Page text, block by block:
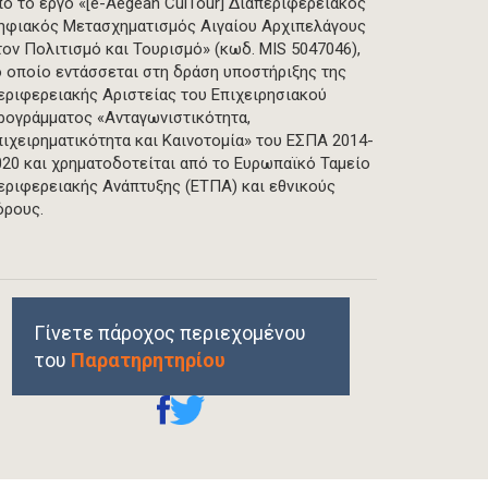
Μετασχηματισμός Αιγαίου Αρχιπελάγους
Πολιτισμό και Τουρισμό» (κωδ. MIS 5047046),
οποίο εντάσσεται στη δράση υποστήριξης της
Αριστείας του Επιχειρησιακού
«Ανταγωνιστικότητα,
και Καινοτομία» του ΕΣΠΑ 2014-
και χρηματοδοτείται από το Ευρωπαϊκό Ταμείο
Ανάπτυξης (ΕΤΠΑ) και εθνικούς
Γίνετε πάροχος περιεχομένου
του Παρατηρητηρίου